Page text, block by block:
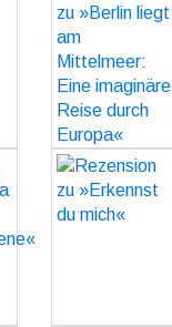
»Berlin liegt
Mittelmeer:
Eine imaginäre
Reise durch
Europa«
GO
Rezension zu
»Erkennst du
mich«